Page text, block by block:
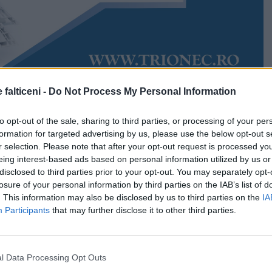
falticeni - Do Not Process My Personal Information
opt-out of the sale, sharing to third parties, or processing of your
for targeted advertising by us, please use the below opt-out
selection. Please note that after your opt-out request is processed
interest-based ads based on personal information utilized by us
to third parties prior to your opt-out. You may separately
of your personal information by third parties on the IAB’s list of
This information may also be disclosed by us to third parties on the
Participants that may further disclose it to other third parties.
Data Processing Opt Outs
Accesări:
prag de sărbători. Cu câteva zile înainte de Crăciun,
din localitatea Forăști s-a produs un incendiu în care
Pompierii Detașamentului Fălticeni au fost
decembrie, la ora 16, trei echipaje intervenind la fața
și pompierii civili ai SVSU Forăști, fiind
persoanele afectate.